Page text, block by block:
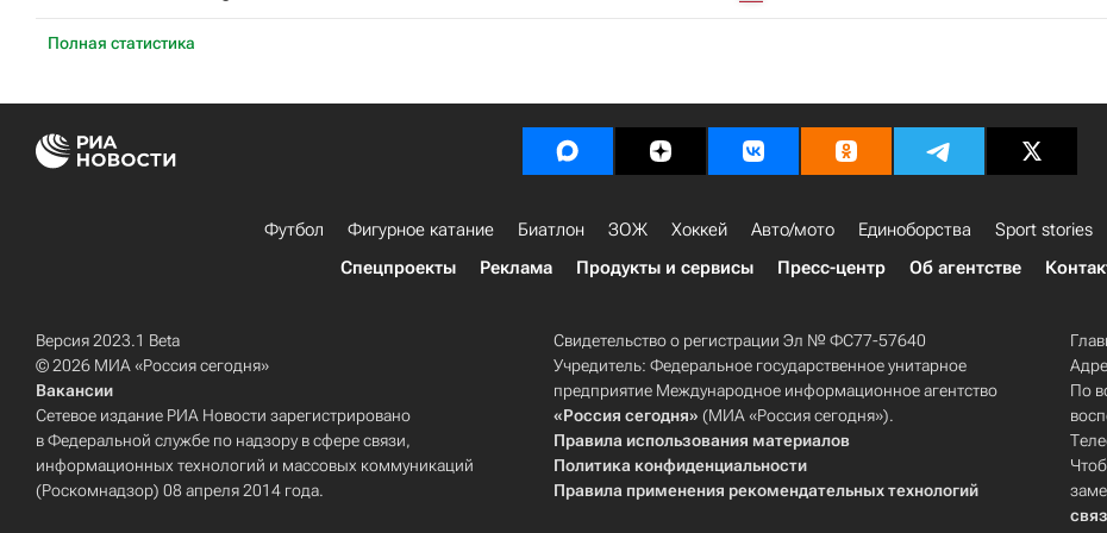
Полная статистика
Футбол Фигурное катание Биатлон ЗОЖ Хоккей Авто/мото Единоборства Sport stories
Спецпроекты
Реклама Продукты и сервисы Пресс-центр Об агентстве
Версия 2023.1 Beta
© 2026 МИА «Россия сегодня»
Вакансии
Сетевое издание РИА Новости зарегистрировано
в Федеральной службе по надзору в сфере связи,
информационных технологий и массовых коммуникаций
(Роскомнадзор) 08 апреля 2014 года.
Свидетельство о регистрации Эл № ФС77-57640
Учредитель: Федеральное государственное унитарное
предприятие Международное информационное агентство
«Россия сегодня» (МИА «Россия сегодня»).
Правила использования материалов
Политика конфиденциальности
Правила применения рекомендательных технологий
По